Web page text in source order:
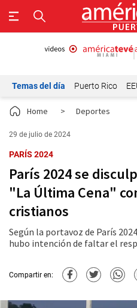
Temas del día Puerto Rico
Home > Deportes
29 de julio de 2024
PARÍS 2024
París 2024 se
"La Última Cena"
cristianos
Según la portavoz de París
hubo intención de faltar el
Compartir en: